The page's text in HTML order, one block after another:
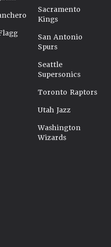
Sacramento
Kings
San Antonio
Spurs
Seattle
Supersonics
Toronto Raptors
Utah Jazz
Washington
Wizards